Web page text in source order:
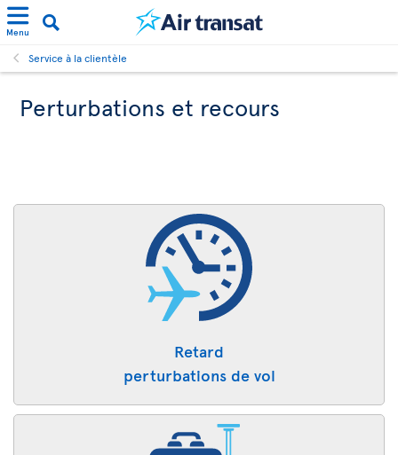
Menu
Service à la clientèle
Perturbations et recours
Retard
perturbations de vol